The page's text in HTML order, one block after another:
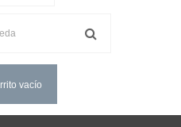
vacío